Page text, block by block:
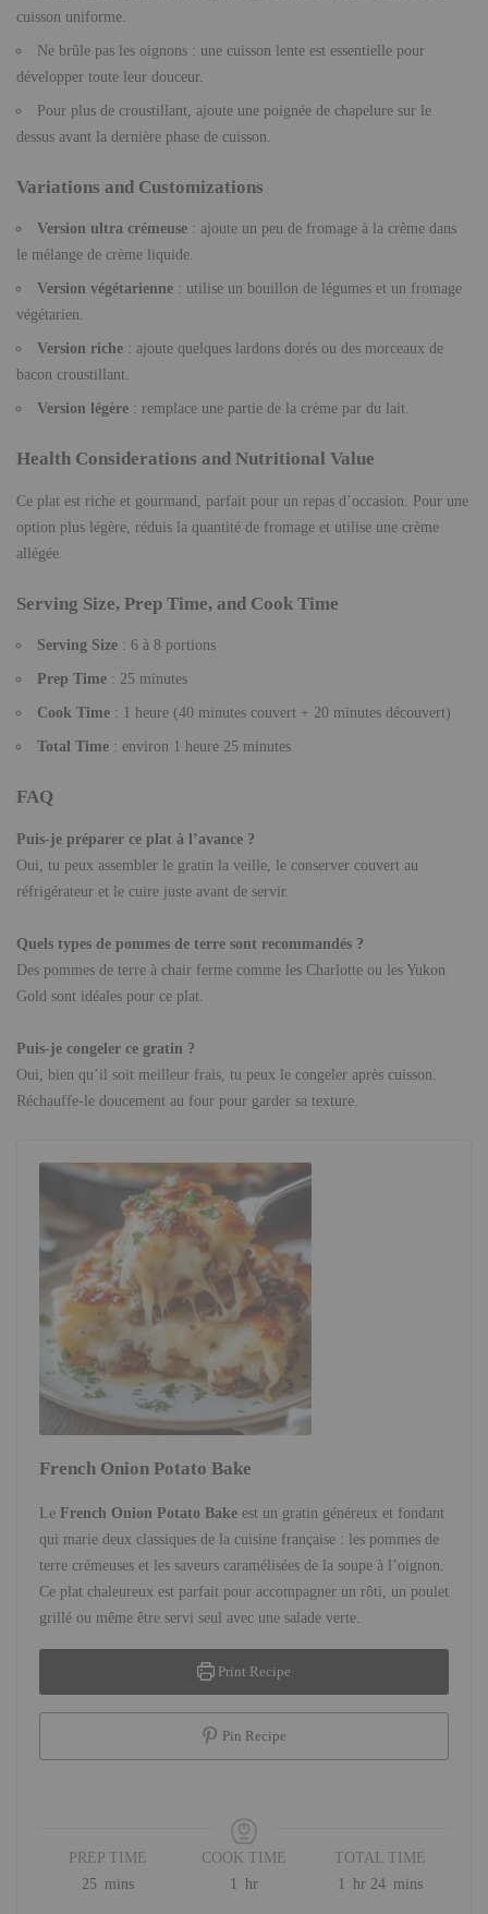
cuisson uniforme.
Ne brûle pas les oignons : une cuisson lente est essentielle pour
développer toute leur douceur.
Pour plus de croustillant, ajoute une poignée de chapelure sur le
dessus avant la dernière phase de cuisson.
Variations and Customizations
Version ultra crémeuse : ajoute un peu de fromage à la crème dans
le mélange de crème liquide.
Version végétarienne : utilise un bouillon de légumes et un fromage
végétarien.
Version riche : ajoute quelques lardons dorés ou des morceaux de
bacon croustillant.
Version légère : remplace une partie de la crème par du lait.
Health Considerations and Nutritional Value
Ce plat est riche et gourmand, parfait pour un repas d’occasion. Pour une
option plus légère, réduis la quantité de fromage et utilise une crème
allégée.
Serving Size, Prep Time, and Cook Time
Serving Size : 6 à 8 portions
Prep Time : 25 minutes
Cook Time : 1 heure (40 minutes couvert + 20 minutes découvert)
Total Time : environ 1 heure 25 minutes
FAQ
Puis-je préparer ce plat à l’avance ?
Oui, tu peux assembler le gratin la veille, le conserver couvert au
réfrigérateur et le cuire juste avant de servir.
Quels types de pommes de terre sont recommandés ?
Des pommes de terre à chair ferme comme les Charlotte ou les Yukon
Gold sont idéales pour ce plat.
Puis-je congeler ce gratin ?
Oui, bien qu’il soit meilleur frais, tu peux le congeler après cuisson.
Réchauffe-le doucement au four pour garder sa texture.
French Onion Potato Bake
Le French Onion Potato Bake est un gratin généreux et fondant
qui marie deux classiques de la cuisine française : les pommes de
terre crémeuses et les saveurs caramélisées de la soupe à l’oignon.
Ce plat chaleureux est parfait pour accompagner un rôti, un poulet
grillé ou même être servi seul avec une salade verte.
Print Recipe
Pin Recipe
PREP TIME
25minutes
mins
COOK TIME
1
hour
hr
TOTAL TIME
1
hour
hr 24minutes
mins